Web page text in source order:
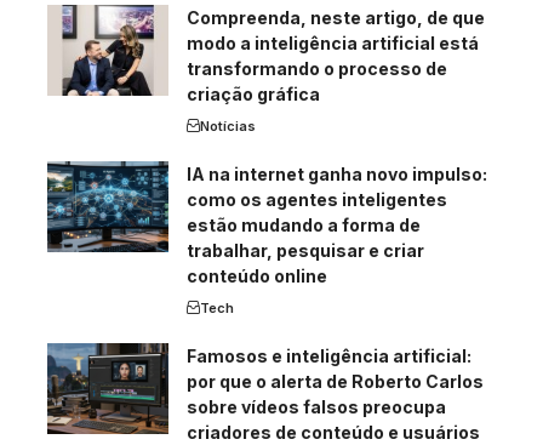
Compreenda, neste artigo, de que
modo a inteligência artificial está
transformando o processo de
criação gráfica
Notícias
IA na internet ganha novo impulso:
como os agentes inteligentes
estão mudando a forma de
trabalhar, pesquisar e criar
conteúdo online
Tech
Famosos e inteligência artificial:
por que o alerta de Roberto Carlos
sobre vídeos falsos preocupa
criadores de conteúdo e usuários